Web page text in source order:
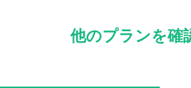
他のプランを確